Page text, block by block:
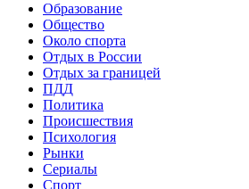
Образование
Общество
Около спорта
Отдых в России
Отдых за границей
ПДД
Политика
Происшествия
Психология
Рынки
Сериалы
Спорт